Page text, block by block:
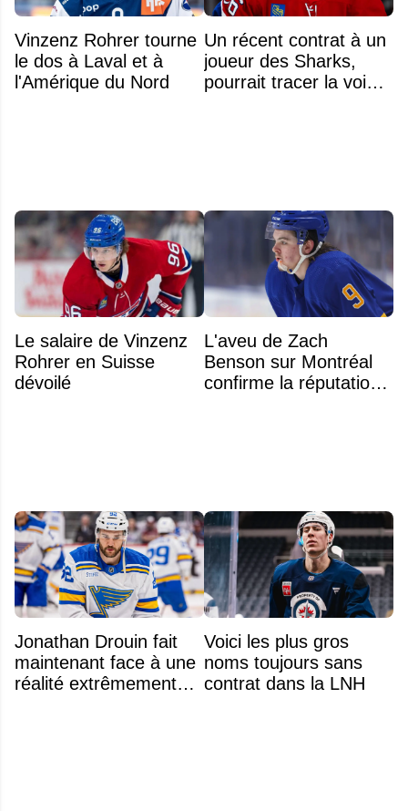
Vinzenz Rohrer tourne
le dos à Laval et à
l'Amérique du Nord
Un récent contrat à un
joueur des Sharks,
pourrait tracer la voie à
Le salaire de Vinzenz
Rohrer en Suisse
dévoilé
L'aveu de Zach
Benson sur Montréal
confirme la réputation
Jonathan Drouin fait
maintenant face à une
réalité extrêmement
Voici les plus gros
noms toujours sans
contrat dans la LNH